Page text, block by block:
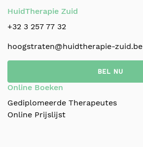
HuidTherapie Zuid
+32 3 257 77 32
hoogstraten@huidtherapie-zuid.be
BEL NU
Online Boeken
Gediplomeerde Therapeutes
Online Prijslijst